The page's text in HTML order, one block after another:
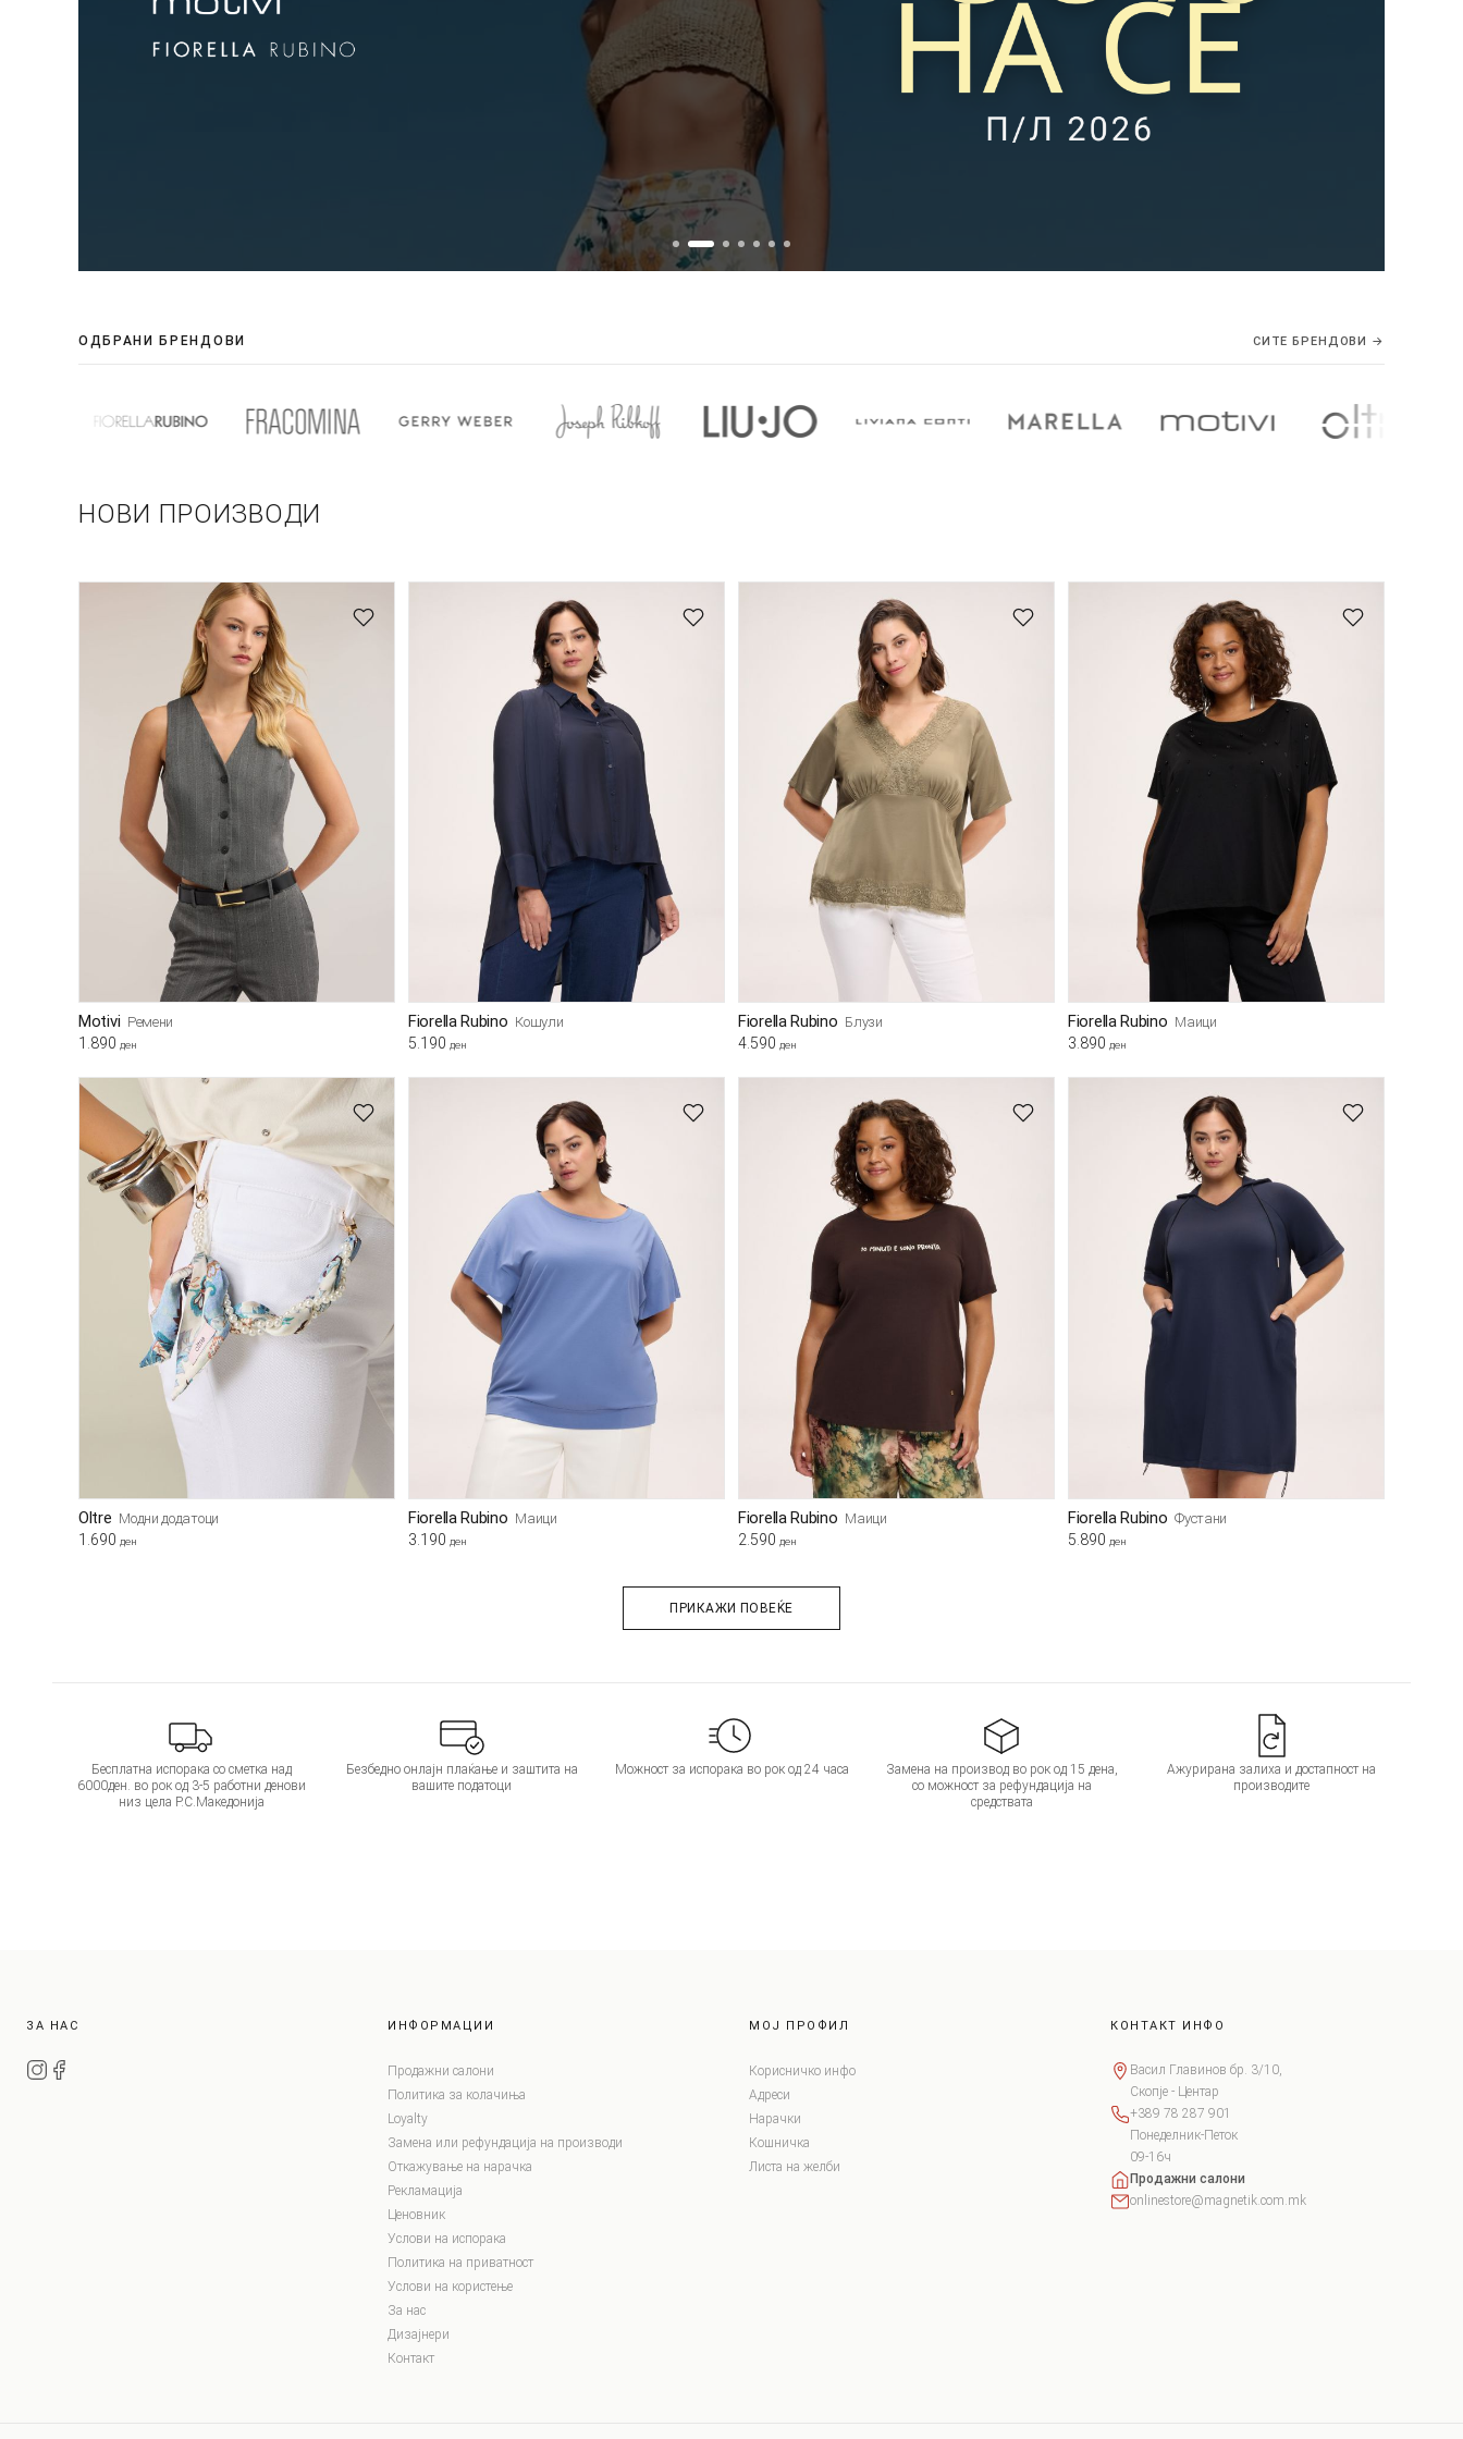
ОДБРАНИ БРЕНДОВИ СИТЕ БРЕНДОВИ →
НОВИ ПРОИЗВОДИ
Motivi Ремени
1.890 ден
Fiorella Rubino Кошули
5.190 ден
Fiorella Rubino Блузи
4.590 ден
Fiorella Rubino Маици
3.890 ден
Oltre Модни додатоци
1.690 ден
Fiorella Rubino Маици
3.190 ден
Fiorella Rubino Маици
2.590 ден
Fiorella Rubino Фустани
5.890 ден
ПРИКАЖИ ПОВЕЌЕ
Бесплатна испорака со сметка над
6000ден. во рок од 3-5 работни денови
низ цела Р.С.Македонија
Безбедно онлајн плаќање и заштита на
вашите податоци
Можност за испорака во рок од 24 часа
Замена на производ во рок од 15 дена,
со можност за рефундација на
средствата
Ажурирана залиха и достапност на
производите
ЗА НАС ИНФОРМАЦИИ
Продажни салони
Политика за колачиња
Loyalty
Замена или рефундација на производи
Откажување на нарачка
Рекламација
Ценовник
Услови на испорака
Политика на приватност
Услови на користење
За нас
Дизајнери
Контакт
МОЈ ПРОФИЛ
Корисничко инфо
Адреси
Нарачки
Кошничка
Листа на желби
КОНТАКТ ИНФО
Васил Главинов бр. 3/10,
Скопје - Центар
+389 78 287 901
Понеделник-Петок
09-16ч
Продажни салони
onlinestore@magnetik.com.mk